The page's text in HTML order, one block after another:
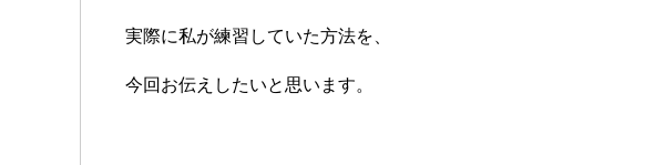
実際に私が練習していた方法を、
今回お伝えしたいと思います。